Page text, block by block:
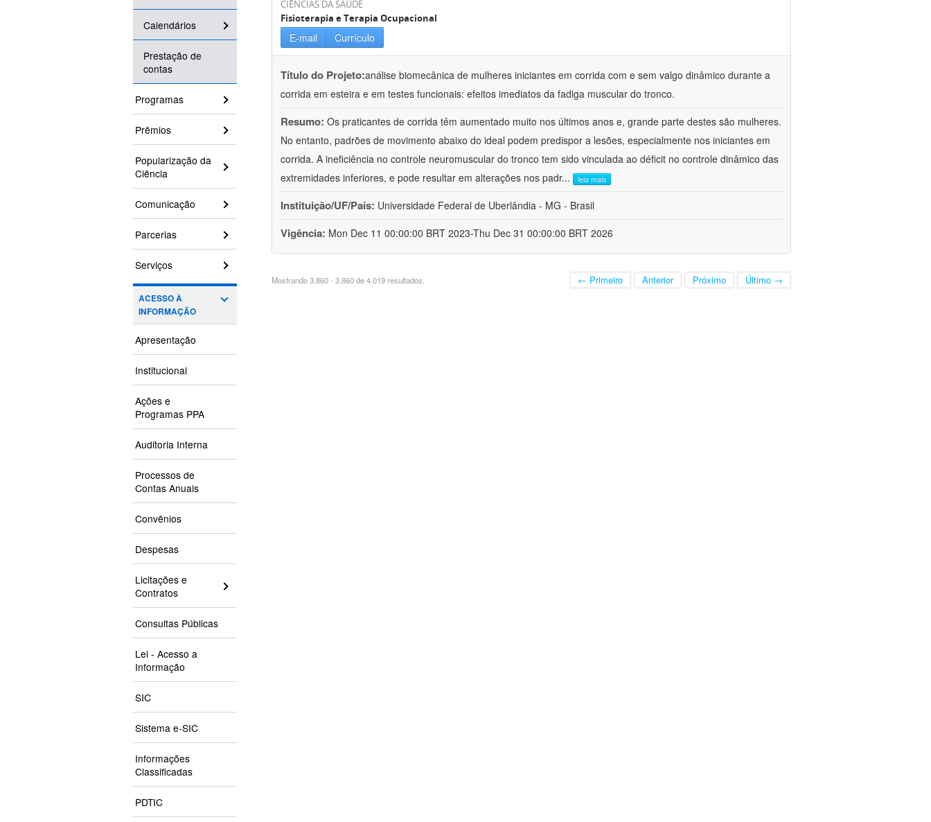
Calendários
Prestação de
contas
Programas
Prêmios
Popularização da
Ciência
Comunicação
Parcerias
Serviços
ACESSO À
INFORMAÇÃO
Apresentação
Institucional
Ações e
Programas PPA
Auditoria Interna
Processos de
Contas Anuais
Convênios
Despesas
Licitações e
Contratos
Consultas Públicas
Lei - Acesso a
Informação
SIC
Sistema e-SIC
Informações
Classificadas
PDTIC
CIÊNCIAS DA SAÚDE
Fisioterapia e Terapia Ocupacional
E-mail Currículo
Título do Projeto:análise biomecânica de mulheres iniciantes em corrida com e sem valgo dinâmico durante a
corrida em esteira e em testes funcionais: efeitos imediatos da fadiga muscular do tronco.
Resumo: Os praticantes de corrida têm aumentado muito nos últimos anos e, grande parte destes são mulheres.
No entanto, padrões de movimento abaixo do ideal podem predispor a lesões, especialmente nos iniciantes em
corrida. A ineficiência no controle neuromuscular do tronco tem sido vinculada ao déficit no controle dinâmico das
extremidades inferiores, e pode resultar em alterações nos padr... leia mais
Instituição/UF/País: Universidade Federal de Uberlândia - MG - Brasil
Vigência: Mon Dec 11 00:00:00 BRT 2023-Thu Dec 31 00:00:00 BRT 2026
Mostrando 3.860 - 3.860 de 4.019 resultados. ← Primeiro Anterior Próximo Último →